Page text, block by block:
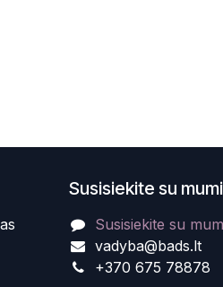
Susisiekite su
Susisiekite su
vadyba@bads.lt
+370 675 78878